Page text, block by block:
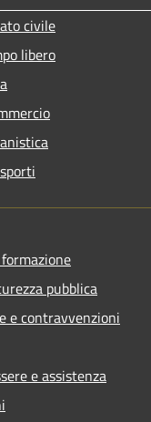
civile
libero
pubblica
e contravvenzioni
e assistenza